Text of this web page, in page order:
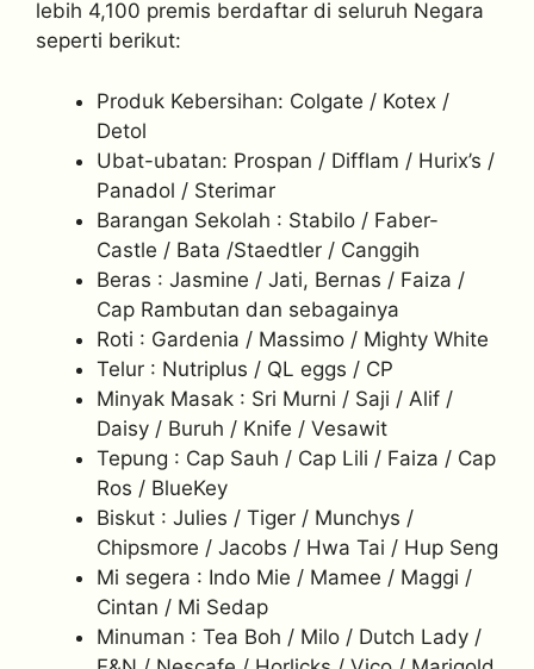
lebih 4,100 premis berdaftar di seluruh Negara
seperti berikut:
Produk Kebersihan: Colgate / Kotex /
Detol
Ubat-ubatan: Prospan / Difflam / Hurix’s /
Panadol / Sterimar
Barangan Sekolah : Stabilo / Faber-
Castle / Bata /Staedtler / Canggih
Beras : Jasmine / Jati, Bernas / Faiza /
Cap Rambutan dan sebagainya
Roti : Gardenia / Massimo / Mighty White
Telur : Nutriplus / QL eggs / CP
Minyak Masak : Sri Murni / Saji / Alif /
Daisy / Buruh / Knife / Vesawit
Tepung : Cap Sauh / Cap Lili / Faiza / Cap
Ros / BlueKey
Biskut : Julies / Tiger / Munchys /
Chipsmore / Jacobs / Hwa Tai / Hup Seng
Mi segera : Indo Mie / Mamee / Maggi /
Cintan / Mi Sedap
Minuman : Tea Boh / Milo / Dutch Lady /